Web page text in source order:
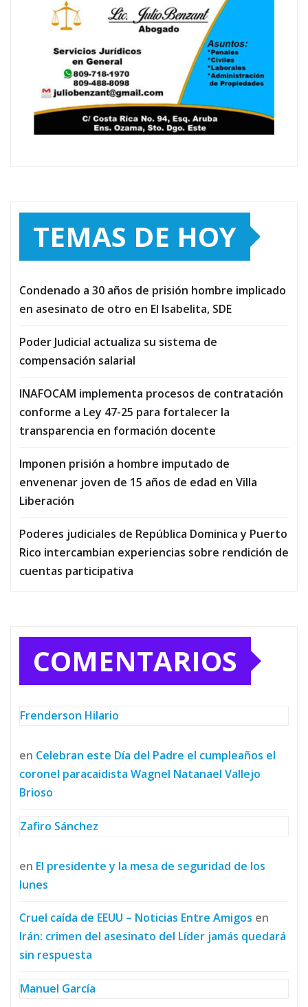
TEMAS DE HOY
Condenado a 30 años de prisión hombre implicado
en asesinato de otro en El Isabelita, SDE
Poder Judicial actualiza su sistema de
compensación salarial
INAFOCAM implementa procesos de contratación
conforme a Ley 47-25 para fortalecer la
transparencia en formación docente
Imponen prisión a hombre imputado de
envenenar joven de 15 años de edad en Villa
Liberación
Poderes judiciales de República Dominica y Puerto
Rico intercambian experiencias sobre rendición de
cuentas participativa
COMENTARIOS
Frenderson Hilario
en Celebran este Día del Padre el cumpleaños el
coronel paracaidista Wagnel Natanael Vallejo
Brioso
Zafiro Sánchez
en El presidente y la mesa de seguridad de los
lunes
Cruel caída de EEUU – Noticias Entre Amigos en
Irán: crimen del asesinato del Líder jamás quedará
sin respuesta
Manuel García